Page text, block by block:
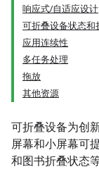
响应式/自适应设计
可折叠设备状态和
应用连续性
多任务处理
拖放
其他资源
可折叠设备为创
屏幕和小屏幕可
和图书折叠状态